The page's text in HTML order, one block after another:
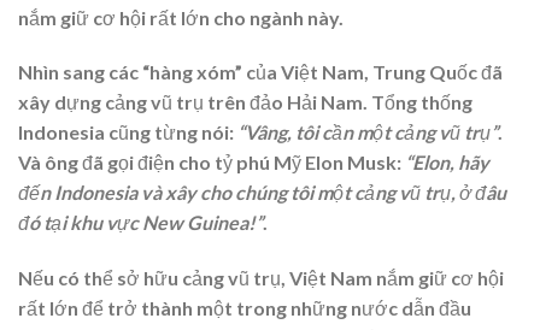
nắm giữ cơ hội rất lớn cho ngành này.
Nhìn sang các “hàng xóm” của Việt Nam, Trung Quốc đã
xây dựng cảng vũ trụ trên đảo Hải Nam. Tổng thống
Indonesia cũng từng nói: “Vâng, tôi cần một cảng vũ trụ”.
Và ông đã gọi điện cho tỷ phú Mỹ Elon Musk: “Elon, hãy
đến Indonesia và xây cho chúng tôi một cảng vũ trụ, ở đâu
đó tại khu vực New Guinea!”.
Nếu có thể sở hữu cảng vũ trụ, Việt Nam nắm giữ cơ hội
rất lớn để trở thành một trong những nước dẫn đầu